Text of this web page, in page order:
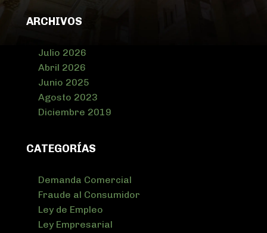
ARCHIVOS
Julio 2026
Abril 2026
Junio 2025
Agosto 2023
Diciembre 2019
CATEGORÍAS
Demanda Comercial
Fraude al Consumidor
Ley de Empleo
Ley Empresarial